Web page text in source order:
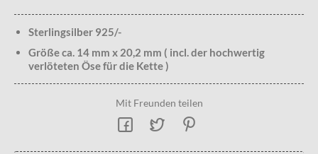
Sterlingsilber 925/-
Größe ca. 14 mm x 20,2 mm ( incl. der hochwertig
verlöteten Öse für die Kette )
Mit Freunden teilen